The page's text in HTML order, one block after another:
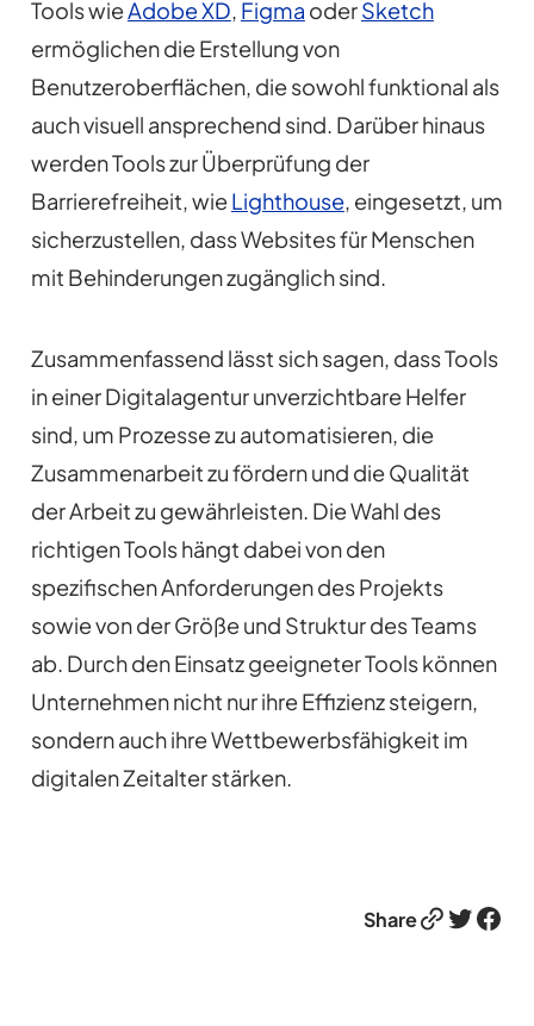
Tools wieAdobe XD, Figma oderSketch
ermöglichen die Erstellung von
Benutzeroberflächen, die sowohl funktional als
auch visuell ansprechend sind. Darüber hinaus
werden Tools zur Überprüfung der
Barrierefreiheit, wieLighthouse, eingesetzt, um
sicherzustellen, dass Websites für Menschen
mit Behinderungen zugänglich sind.
Zusammenfassend lässt sich sagen, dass Tools
in einer Digitalagentur unverzichtbare Helfer
sind, um Prozesse zu automatisieren, die
Zusammenarbeit zu fördern und die Qualität
der Arbeit zu gewährleisten. Die Wahl des
richtigen Tools hängt dabei von den
spezifischen Anforderungen des Projekts
sowie von der Größe und Struktur des Teams
ab. Durch den Einsatz geeigneter Tools können
Unternehmen nicht nur ihre Effizienz steigern,
sondern auch ihre Wettbewerbsfähigkeit im
digitalen Zeitalter stärken.
ShareLink Twitter Facebook